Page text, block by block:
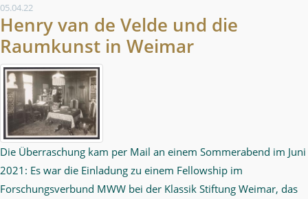
05.04.22
Henry van de Velde und die
Raumkunst in Weimar
Die Überraschung kam per Mail an einem Sommerabend im Juni
2021: Es war die Einladung zu einem Fellowship im
Forschungsverbund MWW bei der Klassik Stiftung Weimar, das